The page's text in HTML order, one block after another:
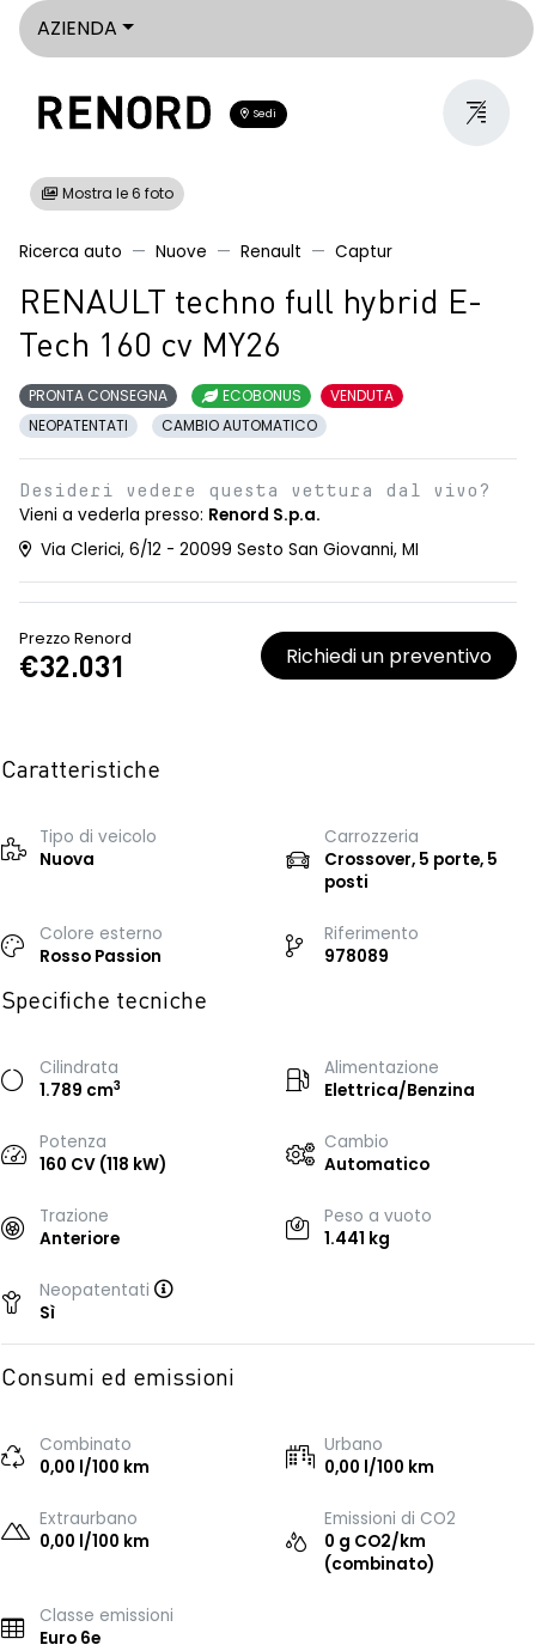
AZIENDA
Sedi
Mostra le 6 foto
Ricerca auto Nuove Renault Captur
RENAULT techno full hybrid E-
Tech 160 cv MY26
PRONTA CONSEGNA ECOBONUS
VENDUTA
NEOPATENTATI
CAMBIO AUTOMATICO
Desideri vedere questa vettura dal vivo?
Vieni a vederla presso: Renord S.p.a.
Via Clerici, 6/12 - 20099 Sesto San Giovanni, MI
Prezzo Renord
€32.031 Richiedi un preventivo
Caratteristiche
Tipo di veicolo
Nuova
Carrozzeria
Crossover, 5 porte, 5
posti
Colore esterno
Rosso Passion
Riferimento
978089
Specifiche tecniche
Cilindrata
1.789 cm3
Alimentazione
Elettrica/Benzina
Potenza
160 CV (118 kW)
Cambio
Automatico
Trazione
Anteriore
Peso a vuoto
1.441 kg
Neopatentati
Sì
Consumi ed emissioni
Combinato
0,00 l/100 km
Urbano
0,00 l/100 km
Extraurbano
0,00 l/100 km
Emissioni di CO2
0 g CO2/km
(combinato)
Classe emissioni
Euro 6e